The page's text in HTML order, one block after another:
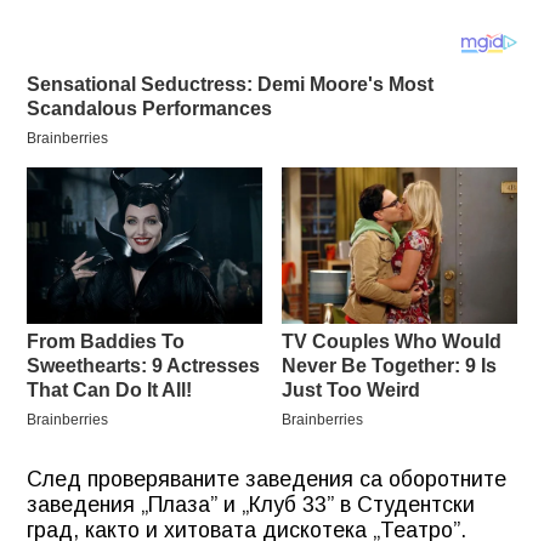
След проверяваните заведения са оборотните
заведения „Плаза” и „Клуб 33” в Студентски
град, както и хитовата дискотека „Театро”.